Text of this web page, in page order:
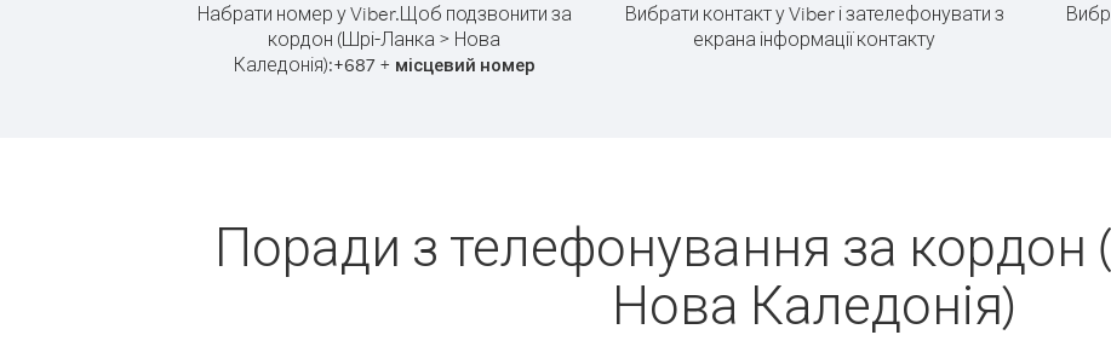
Набрати номер у Viber.Щоб подзвонити за
кордон (Шрі-Ланка > Нова
Каледонія):+687+ місцевий номер
Вибрати контакт у Viber і зателефонувати з
екрана інформації контакту
Поради з телефонування за кордон
Нова Каледонія)